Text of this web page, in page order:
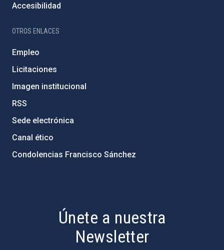
Accesibilidad
OTROS ENLACES
Empleo
Licitaciones
Imagen institucional
RSS
Sede electrónica
Canal ético
Condolencias Francisco Sánchez
Únete a nuestra
Newsletter